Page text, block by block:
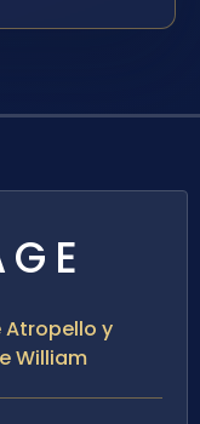
Atropello y
William